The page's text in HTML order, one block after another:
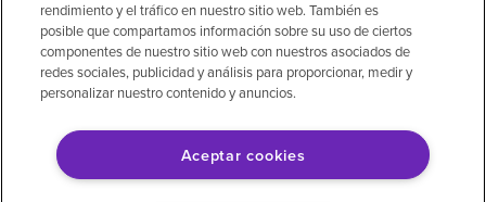
© 2026 Encompass Health Corporation
Preferencias de cookies
Aviso legal: Se tradujo con la ayuda de
rendimiento y el tráfico en nuestro sitio web. También es
posible que compartamos información sobre su uso de ciertos
componentes de nuestro sitio web con nuestros asociados de
redes sociales, publicidad y análisis para proporcionar, medir y
personalizar nuestro contenido y anuncios.
Aceptar cookies